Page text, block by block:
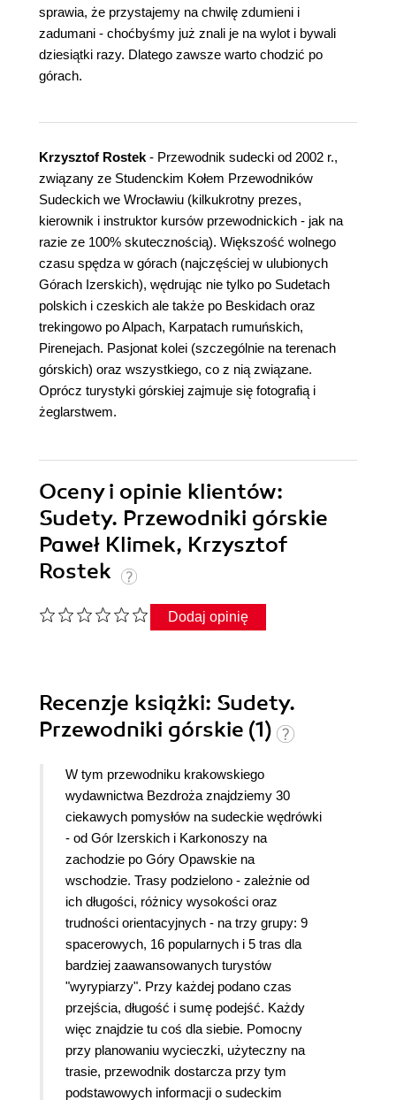
sprawia, że przystajemy na chwilę zdumieni i
zadumani - choćbyśmy już znali je na wylot i bywali
dziesiątki razy. Dlatego zawsze warto chodzić po
górach.
Krzysztof Rostek - Przewodnik sudecki od 2002 r.,
związany ze Studenckim Kołem Przewodników
Sudeckich we Wrocławiu (kilkukrotny prezes,
kierownik i instruktor kursów przewodnickich - jak na
razie ze 100% skutecznością). Większość wolnego
czasu spędza w górach (najczęściej w ulubionych
Górach Izerskich), wędrując nie tylko po Sudetach
polskich i czeskich ale także po Beskidach oraz
trekingowo po Alpach, Karpatach rumuńskich,
Pirenejach. Pasjonat kolei (szczególnie na terenach
górskich) oraz wszystkiego, co z nią związane.
Oprócz turystyki górskiej zajmuje się fotografią i
żeglarstwem.
Oceny i opinie klientów:
Sudety. Przewodniki górskie
Paweł Klimek, Krzysztof
Rostek
Dodaj opinię
Recenzje książki: Sudety.
Przewodniki górskie (1)
W tym przewodniku krakowskiego
wydawnictwa Bezdroża znajdziemy 30
ciekawych pomysłów na sudeckie wędrówki
- od Gór Izerskich i Karkonoszy na
zachodzie po Góry Opawskie na
wschodzie. Trasy podzielono - zależnie od
ich długości, różnicy wysokości oraz
trudności orientacyjnych - na trzy grupy: 9
spacerowych, 16 popularnych i 5 tras dla
bardziej zaawansowanych turystów
"wyrypiarzy". Przy każdej podano czas
przejścia, długość i sumę podejść. Każdy
więc znajdzie tu coś dla siebie. Pomocny
przy planowaniu wycieczki, użyteczny na
trasie, przewodnik dostarcza przy tym
podstawowych informacji o sudeckim